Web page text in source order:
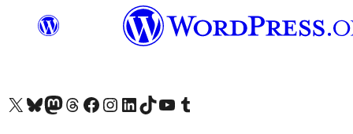
Visit our X (formerly Twitter) account
Visit our Bluesky account
Visit our Mastodon account
Visit our Threads account
Visit our Facebook page
Visit our Instagram account
Visit our LinkedIn account
Visit our TikTok account
Visit our YouTube channel
Visit our Tumblr account